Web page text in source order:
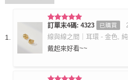
評分5滿
分 5
訂單末4碼: 4323 已購買
線與線之間｜耳環 - 金色,
戴起來好看~~